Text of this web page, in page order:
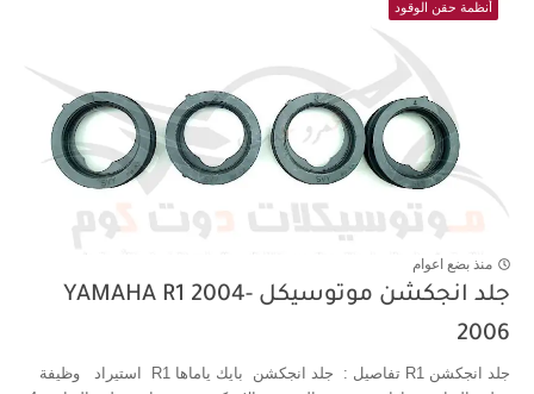
أنظمة حقن الوقود
منذ بضع اعوام
جلد انجكشن موتوسيكل YAMAHA R1 2004-
2006
جلد انجكشن R1 تفاصيل : جلد انجكشن بايك ياماها R1 استيراد وظيفة